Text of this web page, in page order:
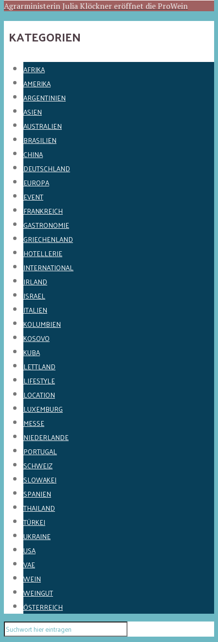
Agrarministerin Julia Klöckner eröffnet die ProWein
KATEGORIEN
AFRIKA
AMERIKA
ARGENTINIEN
ASIEN
AUSTRALIEN
BRASILIEN
CHINA
DEUTSCHLAND
EUROPA
EVENT
FRANKREICH
GASTRONOMIE
GRIECHENLAND
HOTELLERIE
INTERNATIONAL
IRLAND
ISRAEL
ITALIEN
KOLUMBIEN
KOSOVO
KUBA
LETTLAND
LIFESTYLE
LOCATION
LUXEMBURG
MESSE
NIEDERLANDE
PORTUGAL
SCHWEIZ
SLOWAKEI
SPANIEN
THAILAND
TÜRKEI
UKRAINE
USA
VAE
WEIN
WEINGUT
ÖSTERREICH